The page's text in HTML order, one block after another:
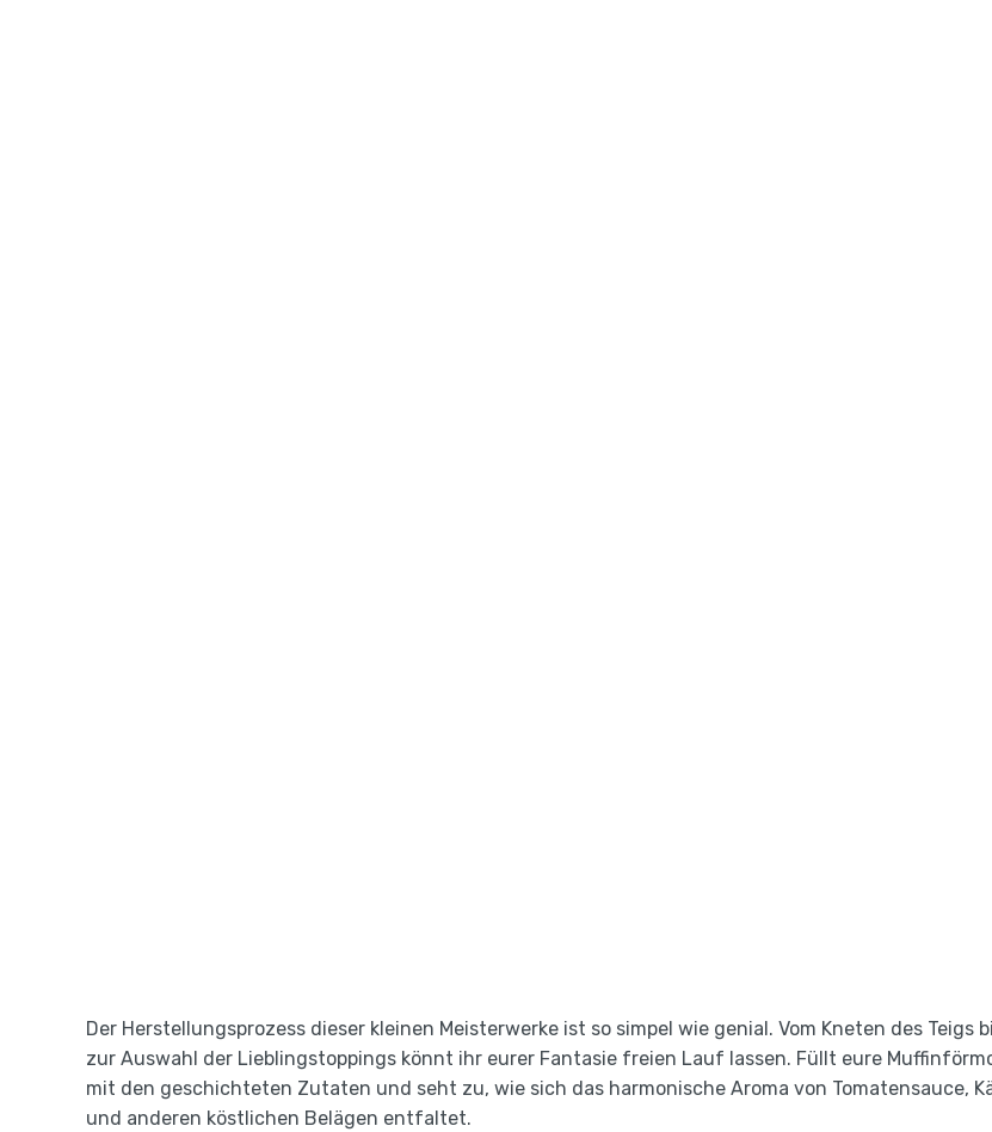
Der Herstellungsprozess dieser kleinen Meisterwerke ist so simpel wie genial. Vom Kneten des Teigs
zur Auswahl der Lieblingstoppings könnt ihr eurer Fantasie freien Lauf lassen. Füllt eure
mit den geschichteten Zutaten und seht zu, wie sich das harmonische Aroma von Tomatensauce,
und anderen köstlichen Belägen entfaltet.